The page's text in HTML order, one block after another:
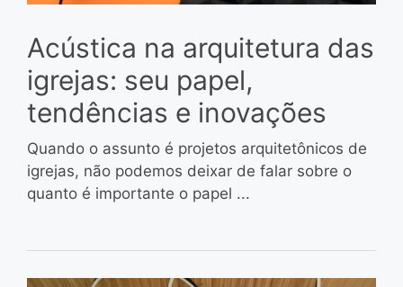
Acústica na arquitetura das
igrejas: seu papel,
tendências e inovações
Quando o assunto é projetos arquitetônicos de
igrejas, não podemos deixar de falar sobre o
quanto é importante o papel ...